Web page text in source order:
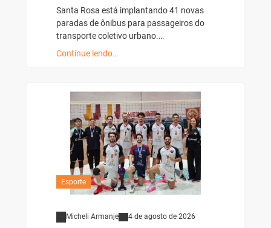
Santa Rosa está implantando 41 novas
paradas de ônibus para passageiros do
transporte coletivo urbano.…
Continue lendo…
Esporte
Micheli Armanje 4 de agosto de 2026